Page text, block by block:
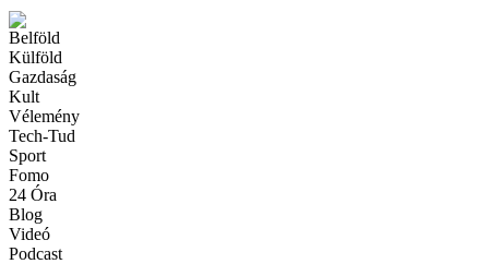
Belföld
Külföld
Gazdaság
Kult
Vélemény
Tech-Tud
Sport
Fomo
24 Óra
Blog
Videó
Podcast